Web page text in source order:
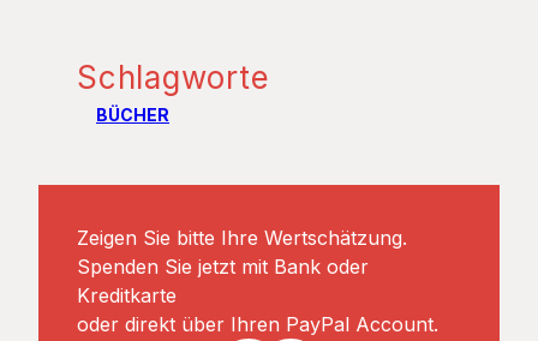
Schlagworte
BÜCHER
Zeigen Sie bitte Ihre Wertschätzung.
Spenden Sie jetzt mit Bank oder
Kreditkarte
oder direkt über Ihren PayPal Account.